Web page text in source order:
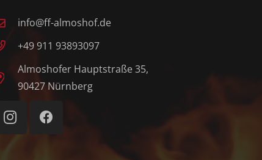
info@ff-almoshof.de
+49 911 93893097
Almoshofer Hauptstraße 35,
90427 Nürnberg